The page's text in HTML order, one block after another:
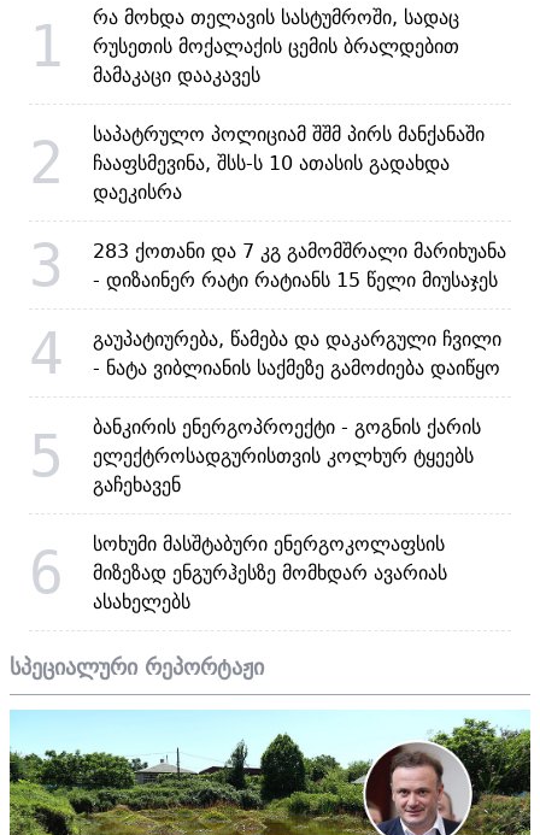
1
რა მოხდა თელავის სასტუმროში, სადაც
რუსეთის მოქალაქის ცემის ბრალდებით
მამაკაცი დააკავეს
2
საპატრულო პოლიციამ შშმ პირს მანქანაში
ჩააფსმევინა, შსს-ს 10 ათასის გადახდა
დაეკისრა
3
283 ქოთანი და 7 კგ გამომშრალი მარიხუანა
- დიზაინერ რატი რატიანს 15 წელი მიუსაჯეს
4
გაუპატიურება, წამება და დაკარგული ჩვილი
- ნატა ვიბლიანის საქმეზე გამოძიება დაიწყო
5
ბანკირის ენერგოპროექტი - გოგნის ქარის
ელექტროსადგურისთვის კოლხურ ტყეებს
გაჩეხავენ
6
სოხუმი მასშტაბური ენერგოკოლაფსის
მიზეზად ენგურჰესზე მომხდარ ავარიას
ასახელებს
სპეციალური რეპორტაჟი